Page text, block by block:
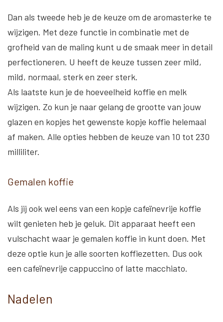
Dan als tweede heb je de keuze om de aromasterke te
wijzigen. Met deze functie in combinatie met de
grofheid van de maling kunt u de smaak meer in detail
perfectioneren. U heeft de keuze tussen zeer mild,
mild, normaal, sterk en zeer sterk.
Als laatste kun je de hoeveelheid koffie en melk
wijzigen. Zo kun je naar gelang de grootte van jouw
glazen en kopjes het gewenste kopje koffie helemaal
af maken. Alle opties hebben de keuze van 10 tot 230
milliliter.
Gemalen koffie
Als jij ook wel eens van een kopje cafeïnevrije koffie
wilt genieten heb je geluk. Dit apparaat heeft een
vulschacht waar je gemalen koffie in kunt doen. Met
deze optie kun je alle soorten koffiezetten. Dus ook
een cafeïnevrije cappuccino of latte macchiato.
Nadelen